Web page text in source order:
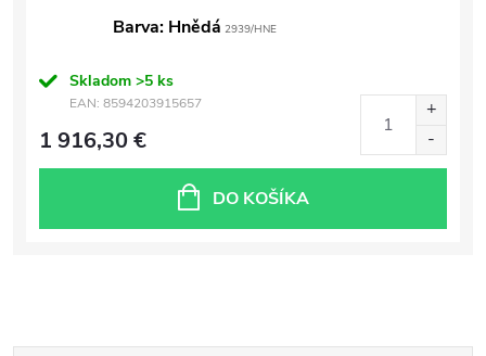
Barva: Hnědá 2939/HNE
Skladom >5 ks
EAN: 8594203915657
1 916,30 €
DO KOŠÍKA